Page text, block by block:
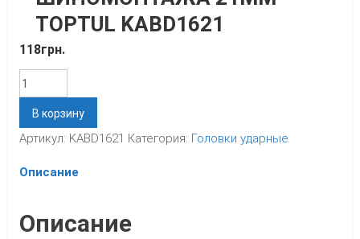
TOPTUL KABD1621
118грн.
Количество
В корзину
Артикул: KABD1621 Категория: Головки ударные
Описание
Описание